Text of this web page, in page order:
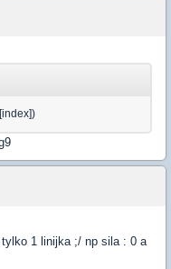
1 linijka ;/ np sila : 0 a